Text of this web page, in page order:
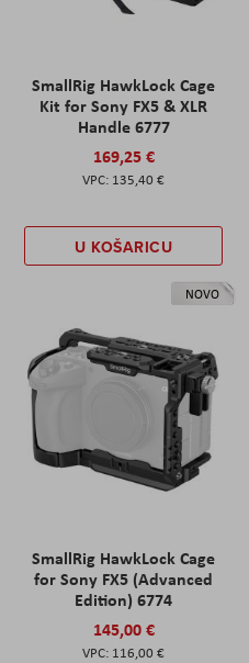
SmallRig HawkLock Cage
Kit for Sony FX5 & XLR
Handle 6777
169,25 €
135,40 €
U KOŠARICU
NOVO
SmallRig HawkLock Cage
for Sony FX5 (Advanced
Edition) 6774
145,00 €
116,00 €